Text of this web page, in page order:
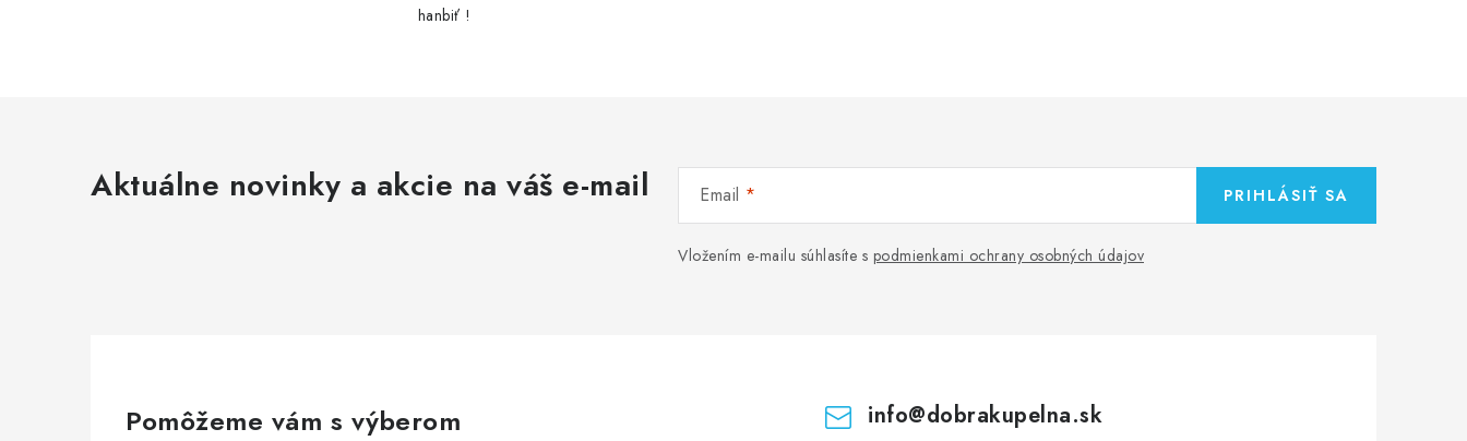
hanbiť !
Aktuálne novinky a akcie na váš e-mail Email
Vložením e-mailu súhlasíte s podmienkami ochrany osobných údajov
PRIHLÁSIŤ SA
Pomôžeme vám s výberom info@dobrakupelna.sk